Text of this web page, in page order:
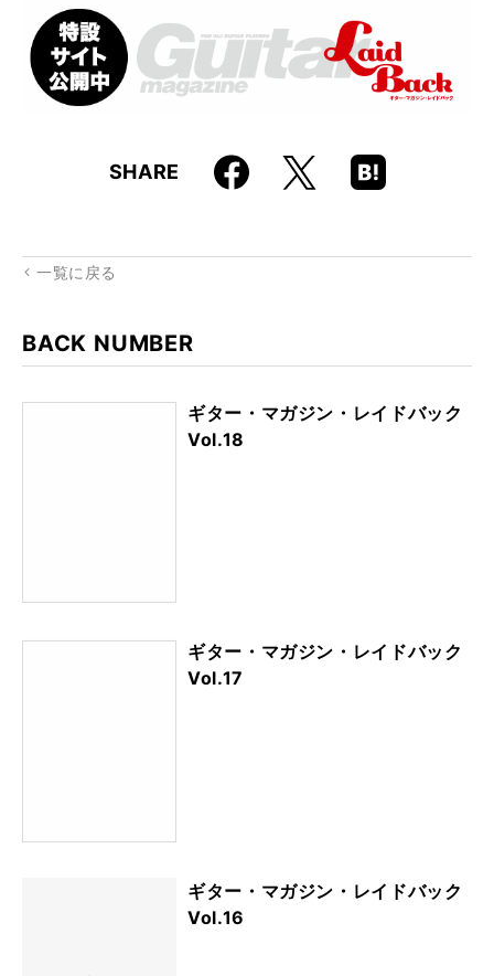
SHARE Faceboo
k
X
Hatena
Boo
一覧に戻る
BACK NUMBER
ギター・マガジン・レイドバック
Vol.18
ギター・マガジン・レイドバック
Vol.17
ギター・マガジン・レイドバック
Vol.16